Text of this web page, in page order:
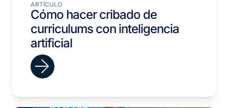
ARTÍCULO
Cómo hacer cribado de
curriculums con inteligencia
artificial